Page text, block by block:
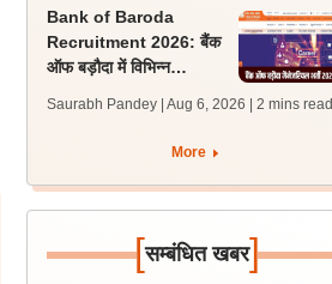
Bank of Baroda
Recruitment 2026: बैंक
ऑफ बड़ौदा में विभिन्न
पात्रता मानदंड जानें
Saurabh Pandey | Aug 6, 2026 | 2 mins read
More
[सम्बंधित खबर]